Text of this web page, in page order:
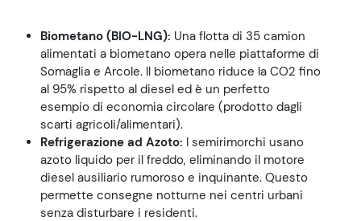
Biometano (BIO-LNG): Una flotta di 35 camion
alimentati a biometano opera nelle piattaforme di
Somaglia e Arcole. Il biometano riduce la CO2 fino
al 95% rispetto al diesel ed è un perfetto
esempio di economia circolare (prodotto dagli
scarti agricoli/alimentari).
Refrigerazione ad Azoto: I semirimorchi usano
azoto liquido per il freddo, eliminando il motore
diesel ausiliario rumoroso e inquinante. Questo
permette consegne notturne nei centri urbani
senza disturbare i residenti.